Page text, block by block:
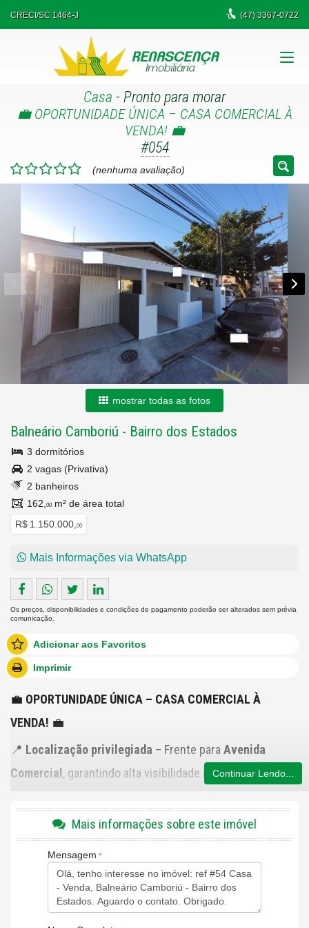
CRECI/SC 1464-J (47)3367-0722
Casa - Pronto para morar
💼 OPORTUNIDADE ÚNICA – CASA COMERCIAL À
VENDA! 💼
#054
(nenhuma avaliação)
mostrar todas as fotos
Balneário Camboriú - Bairro dos Estados
3 dormitórios
2 vagas (Privativa)
2 banheiros
162, 00 m² de área total
R$ 1.150.000, 00
Mais Informações via WhatsApp
Os preços, disponibilidades e condições de pagamento poderão ser alterados sem prévia
comunicação.
Adicionar aos Favoritos
Imprimir
💼 OPORTUNIDADE ÚNICA – CASA COMERCIAL À
VENDA! 💼
📍 Localização privilegiada – Frente para Avenida
Comercial , garantindo alta visibilidade e fluxo de
Terreno: 162 m² (9m de frente x 18m de fundos)
Duas propriedades em um único imóvel:
Sala comercialde frente para a Avenida Santa Catarina
Continuar Lendo...
Mais informações sobre este imóvel
Mensagem